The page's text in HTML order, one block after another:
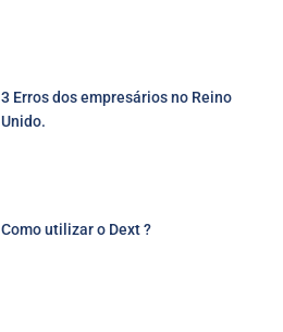
3 Erros dos empresários no Reino
Unido.
Como utilizar o Dext ?